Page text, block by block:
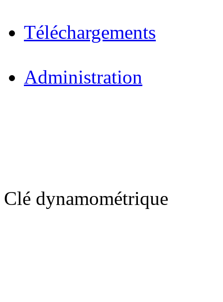
Téléchargements
Administration
Clé dynamométrique